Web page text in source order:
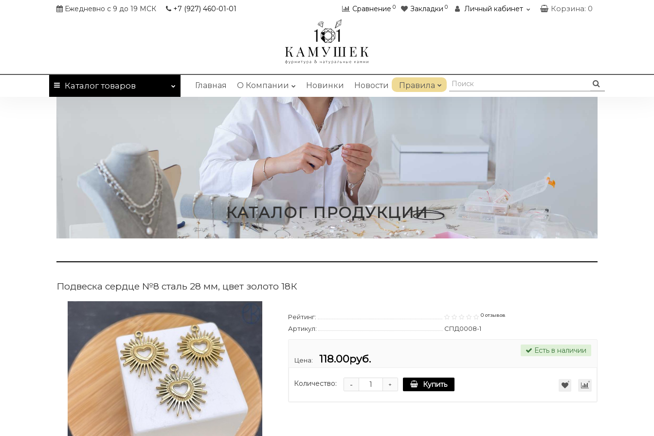
Ежедневно с 9 до 19 МСК +7 (927) 460-01-01 Сравнение 0 Закладки 0 Личный кабинет Корзина: 0
Каталогтоваров Главная О Компании Новинки Новости Правила
КАТАЛОГ ПРОДУКЦИИ
Подвеска сердце №8 сталь 28 мм, цвет золото 18К
Рейтинг: 0 отзывов
Артикул: СПД0008-1
Цена: 118.00руб.
Есть в наличии
Количество: +
- Купить